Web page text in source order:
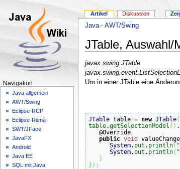
Java - AWT/Swing
JTable, Auswahl/
javax.swing.JTable
Um in einer JTable eine
JTable table = new JTable(
table.getSelectionModel ( ) .
   @Override
public void
System.out . println(
System.out . println(
}
} ) ;
Artikel Diskussion
Navigation
Java allgemein
AWT/Swing
Eclipse-RCP
Eclipse-Riena
SWT/JFace
JavaFX
Android
Java EE
SQL mit Java